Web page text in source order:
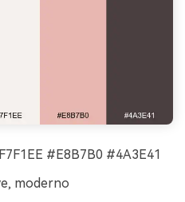
#E8B7B0 #4A3E41
moderno